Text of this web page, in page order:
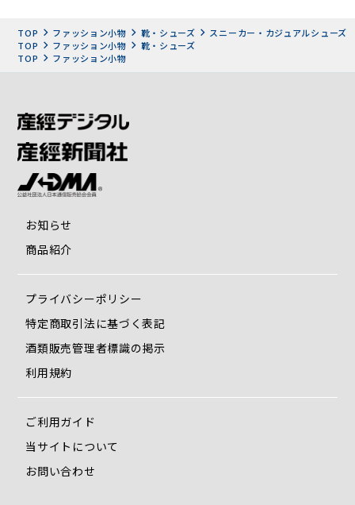
TOP ファッション小物 靴・シューズ
スニーカー・カジュアルシューズ
TOP
ファッション小物
靴・シューズ
TOP
ファッション小物
お知らせ
商品紹介
プライバシーポリシー
特定商取引法に基づく表記
酒類販売管理者標識の掲示
利用規約
ご利用ガイド
当サイトについて
お問い合わせ